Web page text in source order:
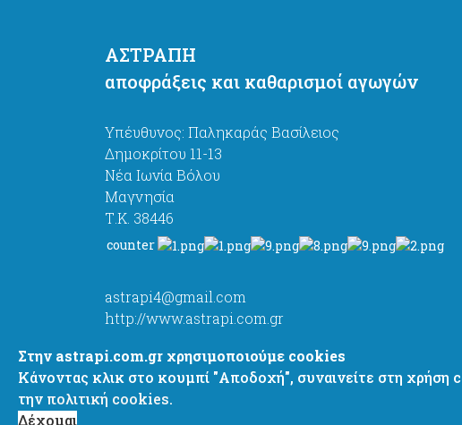
ΑΣΤΡΑΠΗ
αποφράξεις και καθαρισμοί αγωγών
Υπέυθυνος: Παληκαράς Βασίλειος
Δημοκρίτου 11-13
Νέα Ιωνία Βόλου
Μαγνησία
Τ.Κ. 38446
counter
astrapi4@gmail.com
http://www.astrapi.com.gr
+ 30 2421067444
+ 30 2421082751
Στην astrapi.com.gr χρησιμοποιούμε cookies
Κάνοντας κλικ στο κουμπί "Αποδοχή", συναινείτε στη
την πολιτική cookies.
Δέχομαι